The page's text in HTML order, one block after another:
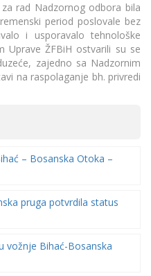
rad Nadzornog odbora bila
period poslovale bez
i usporavalo tehnološke
Uprave ŽFBiH ostvarili su se
zajedno sa Nadzornim
na raspolaganje bh. privredi
– Bosanska Otoka –
pruga potvrdila status
vožnje Bihać-Bosanska